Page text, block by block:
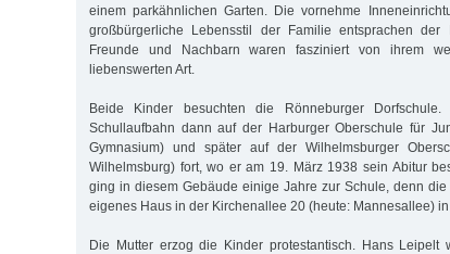
einem parkähnlichen Garten. Die vornehme
großbürgerliche Lebensstil der Familie entsprachen der
Freunde und Nachbarn waren fasziniert von ihrem
liebenswerten Art.
Beide Kinder besuchten die Rönneburger
Schullaufbahn dann auf der Harburger Oberschule für
Gymnasium) und später auf der Wilhelmsburger
Wilhelmsburg) fort, wo er am 19. März 1938 sein Abitur
ging in diesem Gebäude einige Jahre zur Schule, denn
eigenes Haus in der Kirchenallee 20 (heute: Mannesallee)
Die Mutter erzog die Kinder protestantisch. Hans Leipelt